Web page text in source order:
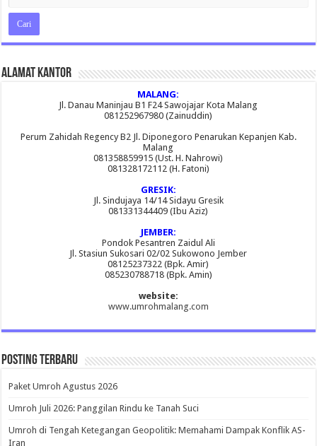
Alamat Kantor
MALANG:
Jl. Danau Maninjau B1 F24 Sawojajar Kota Malang
081252967980 (Zainuddin)
Perum Zahidah Regency B2 Jl. Diponegoro Penarukan Kepanjen Kab.
Malang
081358859915 (Ust. H. Nahrowi)
081328172112 (H. Fatoni)
GRESIK:
Jl. Sindujaya 14/14 Sidayu Gresik
081331344409 (Ibu Aziz)
JEMBER:
Pondok Pesantren Zaidul Ali
Jl. Stasiun Sukosari 02/02 Sukowono Jember
08125237322 (Bpk. Amir)
085230788718 (Bpk. Amin)
website:
www.umrohmalang.com
Posting Terbaru
Paket Umroh Agustus 2026
Umroh Juli 2026: Panggilan Rindu ke Tanah Suci
Umroh di Tengah Ketegangan Geopolitik: Memahami Dampak Konflik AS-
Iran